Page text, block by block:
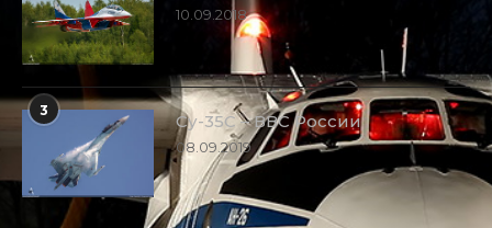
10.09.2018
3
Су-35С – ВВС России
08.09.2019